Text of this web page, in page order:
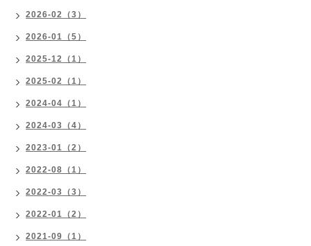
2026-02（3）
2026-01（5）
2025-12（1）
2025-02（1）
2024-04（1）
2024-03（4）
2023-01（2）
2022-08（1）
2022-03（3）
2022-01（2）
2021-09（1）